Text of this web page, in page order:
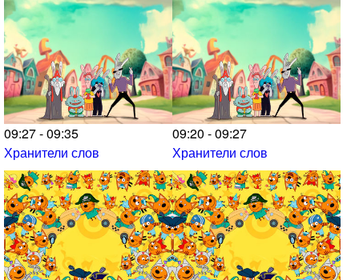
09:27 - 09:35
Хранители слов
09:20 - 09:27
Хранители слов